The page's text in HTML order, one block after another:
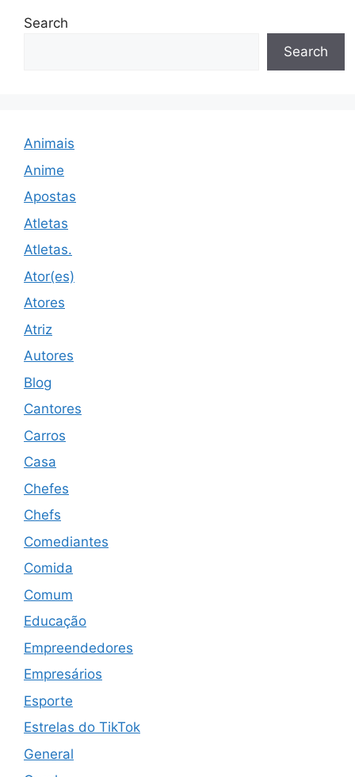
Search
Search
Animais
Anime
Apostas
Atletas
Atletas.
Ator(es)
Atores
Atriz
Autores
Blog
Cantores
Carros
Casa
Chefes
Chefs
Comediantes
Comida
Comum
Educação
Empreendedores
Empresários
Esporte
Estrelas do TikTok
General